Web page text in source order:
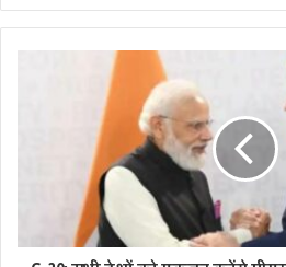
लगा हुआ है। इसकी रिलीज़ को लेकर
जाएगी कि ये 23 को ही आएगी या इसके
चुना जाएगा।”
फिल्म का बजट है 100 करोड़
पाकिस्तानी सिनेमा के इतिहास में द
फिल्म है। इसका बजट करीब 100 करोड़
भी बजट के हिसाब से बेहद दमदार की